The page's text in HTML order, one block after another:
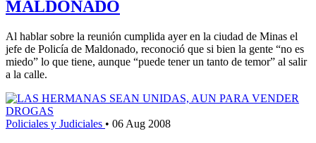
MALDONADO
Al hablar sobre la reunión cumplida ayer en la ciudad de Minas el
jefe de Policía de Maldonado, reconoció que si bien la gente “no es
miedo” lo que tiene, aunque “puede tener un tanto de temor” al salir
a la calle.
Policiales y Judiciales • 06 Aug 2008